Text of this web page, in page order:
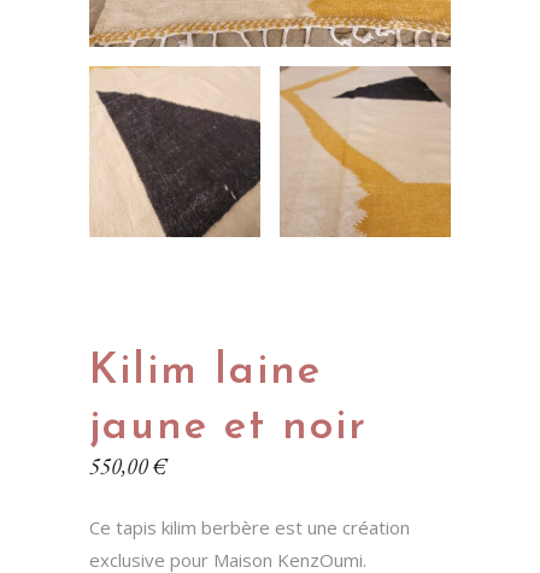
Kilim laine
jaune et noir
550,00€
Ce tapis kilim berbère est une création
exclusive pour Maison KenzOumi.